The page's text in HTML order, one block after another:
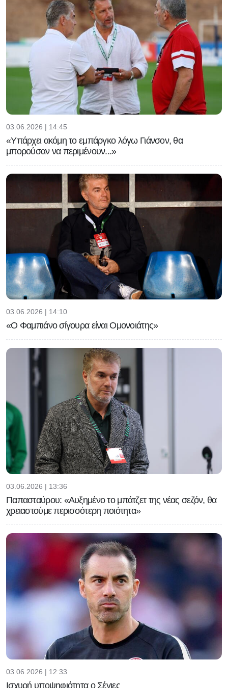
03.06.2026 | 14:45
«Υπάρχει ακόμη το εμπάργκο λόγω Γιάνσον, θα
μπορούσαν να περιμένουν...»
03.06.2026 | 14:10
«Ο Φαμπιάνο σίγουρα είναι Ομονοιάτης»
03.06.2026 | 13:36
Παπασταύρου: «Αυξημένο το μπάτζετ της νέας σεζόν, θα
χρειαστούμε περισσότερη ποιότητα»
03.06.2026 | 12:33
Ισχυρή υποψηφιότητα ο Σέγιες